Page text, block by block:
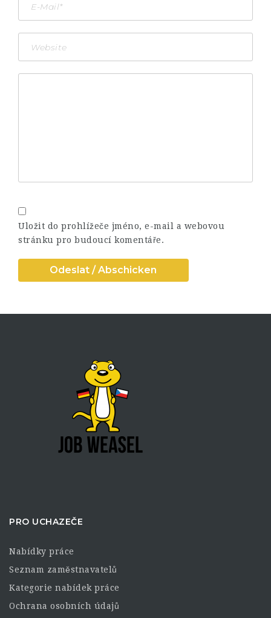
Uložit do prohlížeče jméno, e-mail a webovou
stránku pro budoucí komentáře.
PRO UCHAZEČE
Nabídky práce
Seznam zaměstnavatelů
Kategorie nabídek práce
Ochrana osobních údajů